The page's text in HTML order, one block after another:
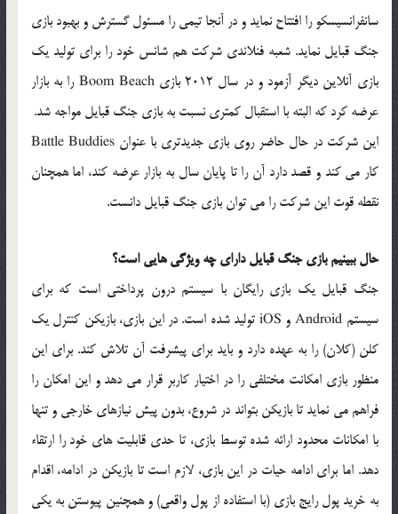
سانفرانسیسکو را افتتاح نماید و در آنجا تیمی را مسئول گسترش و بهبود بازی
جنگ قبایل نماید. شعبه فنلاندی شرکت هم شانس خود را برای تولید یک
بازی آنلاین دیگر آزمود و در سال 2012 بازی Boom Beach را به بازار
عرضه کرد که البته با استقبال کمتری نسبت به بازی جنگ قبایل مواجه شد.
این شرکت در حال حاضر روی بازی جدیدتری با عنوان Battle Buddies
کار می کند و قصد دارد آن را تا پایان سال به بازار عرضه کند، اما همچنان
نقطه قوت این شرکت را می توان بازی جنگ قبایل دانست.
حال ببینیم بازی جنگ قبایل دارای چه ویژگی هایی است؟
جنگ قبایل یک بازی رایگان با سیستم درون پرداختی است که برای
سیستم Android و iOS تولید شده است. در این بازی، بازیکن کنترل یک
کلن (کلان) را به عهده دارد و باید برای پیشرفت آن تلاش کند. برای این
منظور بازی امکانت مختلفی را در اختیار کاربر قرار می دهد و این امکان را
فراهم می نماید تا بازیکن بتواند در شروع، بدون پیش نیازهای خارجی و تنها
با امکانات محدود ارائه شده توسط بازی، تا حدی قابلیت های خود را ارتقاء
دهد. اما برای ادامه حیات در این بازی، لازم است تا بازیکن در ادامه، اقدام
به خرید پول رایج بازی (با استفاده از پول واقعی) و همچنین پیوستن به یکی